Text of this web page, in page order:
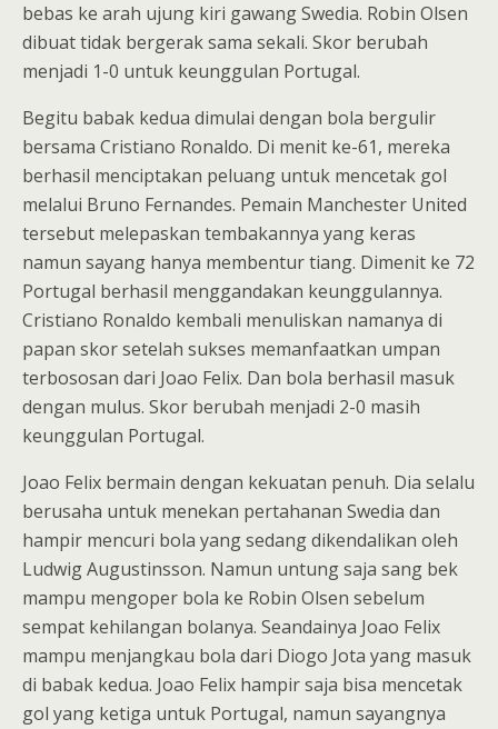
bebas ke arah ujung kiri gawang Swedia. Robin Olsen
dibuat tidak bergerak sama sekali. Skor berubah
menjadi 1-0 untuk keunggulan Portugal.
Begitu babak kedua dimulai dengan bola bergulir
bersama Cristiano Ronaldo. Di menit ke-61, mereka
berhasil menciptakan peluang untuk mencetak gol
melalui Bruno Fernandes. Pemain Manchester United
tersebut melepaskan tembakannya yang keras
namun sayang hanya membentur tiang. Dimenit ke 72
Portugal berhasil menggandakan keunggulannya.
Cristiano Ronaldo kembali menuliskan namanya di
papan skor setelah sukses memanfaatkan umpan
terbososan dari Joao Felix. Dan bola berhasil masuk
dengan mulus. Skor berubah menjadi 2-0 masih
keunggulan Portugal.
Joao Felix bermain dengan kekuatan penuh. Dia selalu
berusaha untuk menekan pertahanan Swedia dan
hampir mencuri bola yang sedang dikendalikan oleh
Ludwig Augustinsson. Namun untung saja sang bek
mampu mengoper bola ke Robin Olsen sebelum
sempat kehilangan bolanya. Seandainya Joao Felix
mampu menjangkau bola dari Diogo Jota yang masuk
di babak kedua. Joao Felix hampir saja bisa mencetak
gol yang ketiga untuk Portugal, namun sayangnya